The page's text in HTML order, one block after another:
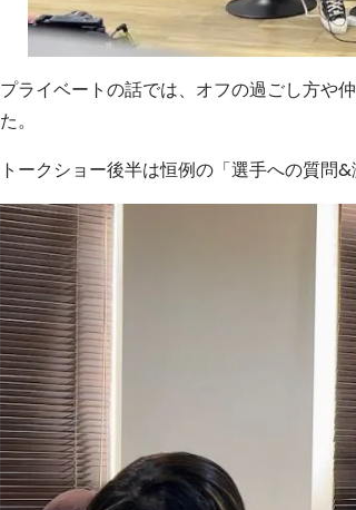
プライベートの話では、オフの過ごし方や
た。
トークショー後半は恒例の「選手への質問